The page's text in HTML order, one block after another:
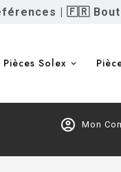
| 🇫🇷
Pièces Solex
account_circle Mon